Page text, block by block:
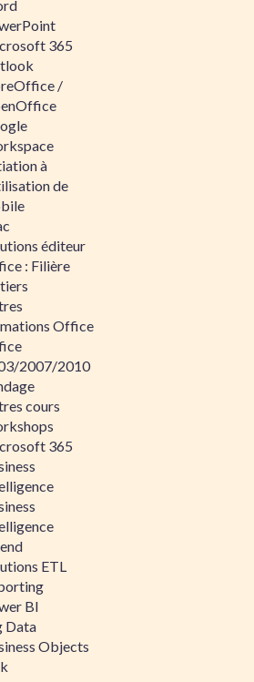
365
/
à
de
éditeur
: Filière
Office
2007/2010
cours
365
ETL
BI
Data
Objects